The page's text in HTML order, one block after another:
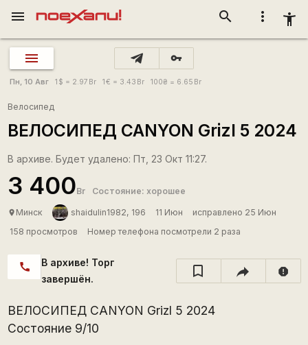
more_vert accessibility_new
search
menu
vpn_key
Пн, 10 Авг 1 $ = 2.97 Br 1€ = 3.43 Br 100₴ = 6.65 Br
Велосипед
ВЕЛОСИПЕД CANYON Grizl 5 2024
В архиве. Будет удалено: Пт, 23 Окт 11:27.
3 400Br Состояние: хорошее
place Минск shaidulin1982, 196 11 Июн
исправлено 25 Июн
158 просмотров
Номер телефона посмотрели 2 раза
call
В архиве! Торг
завершён.
report
ВЕЛОСИПЕД CANYON Grizl 5 2024
Состояние 9/10